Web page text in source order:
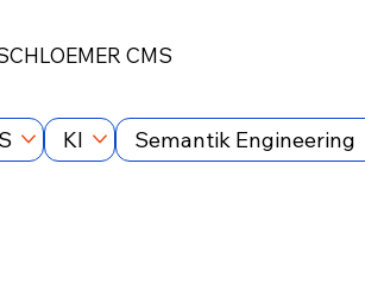
CMS
KI Semantik Engineering